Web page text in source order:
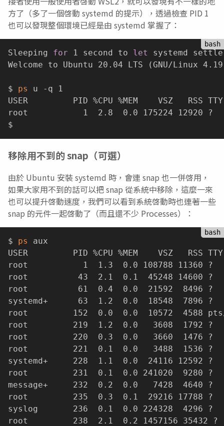
方了（多了一個啓動 systemd 的提示），透過檢查 PID 1
也可以發現整個環境已經是由 systemd 掌握了：
Sleeping for 1 second to let
systemd settle
Welcome to Ubuntu 20.04 LTS
(GNU/Linux
$ ps
u -q 1
USER         PID %CPU %MEM    VSZ   RSS
root           1  2.8  0.0 175224 12920 ?
移除用不到的 snap（可選）
由於 Ubuntu 安裝 systemd 時，會連 snap 也一併啓用，
如果大家用不到的話可以把 snap 從系統中移除，這麼一來
也可以提升啓動速度，我們可以看到系統啓動時也連著一些
snap 的元件一起啓動了（而且還不少 Processes）：
$ ps
aux
USER         PID %CPU %MEM    VSZ   RSS
root           1  1.3  0.0 108788 11360 ?
root          43  2.1  0.1  45248 14600 ?
root          61  0.4  0.0  21592  8496 ?
systemd+      63  1.2  0.0  18548  7896 ?
root         152  0.0  0.0  10572
root         219  1.2  0.0   3608  1792 ?
root         220  0.3  0.0   3660  1476 ?
root         221  0.1  0.0   3488  1536 ?
systemd+     228  1.1  0.0  24116 12592
root         231  0.1  0.0 241020  9280 ?
message+     232  0.2  0.0   7428  4640 ?
root         235  0.3  0.1  29216 17788 ?
syslog       236  0.1  0.0 224328  4296 ?
root         238  2.1  0.2 1457156 35432